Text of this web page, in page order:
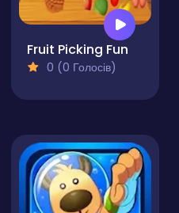
Fruit Picking Fun
0 (0 Голосів)